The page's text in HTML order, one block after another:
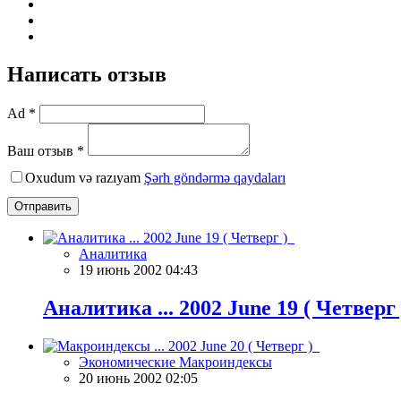
Написать отзыв
Ad *
Ваш отзыв *
Oxudum və razıyam Şərh göndərmə qaydaları
Отправить
Аналитика
19 июнь 2002 04:43
Аналитика ... 2002 June 19 (
Экономические Макроиндексы
20 июнь 2002 02:05